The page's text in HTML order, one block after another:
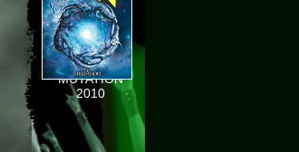
MUTATION
2010